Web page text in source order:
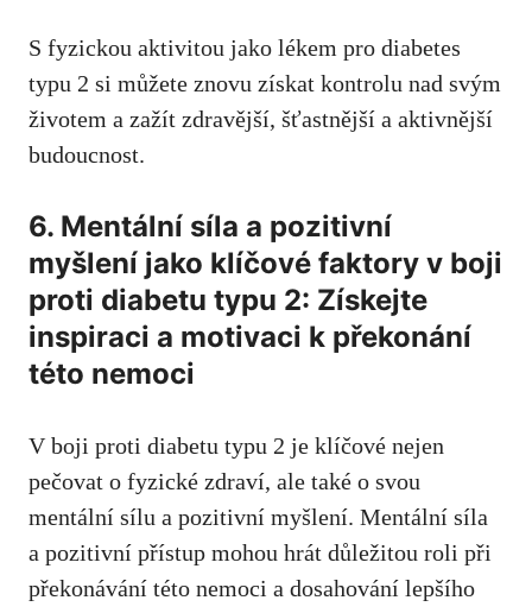
S⁣ fyzickou aktivitou jako lékem pro diabetes
typu 2⁢ si můžete znovu získat kontrolu nad svým⁢
životem a zažít zdravější, šťastnější a aktivnější
‌budoucnost.
6. Mentální síla⁣ a pozitivní
myšlení jako klíčové faktory v boji
proti diabetu typu 2:⁢ Získejte
inspiraci a motivaci k překonání
této nemoci
V boji proti diabetu typu 2 je klíčové ​nejen
pečovat o fyzické zdraví, ale také o svou‌
mentální sílu a pozitivní‌ myšlení. ‍Mentální síla
a pozitivní přístup mohou hrát důležitou⁣ roli při
překonávání této⁤ nemoci a dosahování lepšího‌